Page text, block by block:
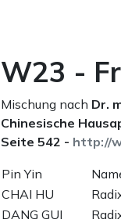
W23 -
Mischung nach Dr.
Chinesische
Seite 542 - http://
Pin Yin
CHAI HU
DANG GUI